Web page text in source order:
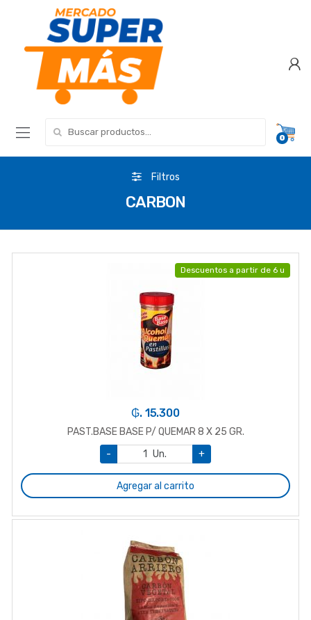
0
Filtros
CARBON
Descuentos a partir de 6 u
₲. 15.300
PAST.BASE BASE P/ QUEMAR 8 X 25 GR.
-
Un. +
Agregar al carrito